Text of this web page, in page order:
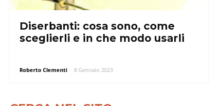
Diserbanti: cosa sono, come
sceglierli e in che modo usarli
Roberto Clementi - 8 Gennaio 2023